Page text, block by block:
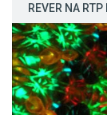
REVER NA RTP